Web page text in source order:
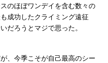
のほぼワンデイを含む数々の
成功したクライミング遠征
だろうとマジで思った。
、今季こそが自己最高のシー